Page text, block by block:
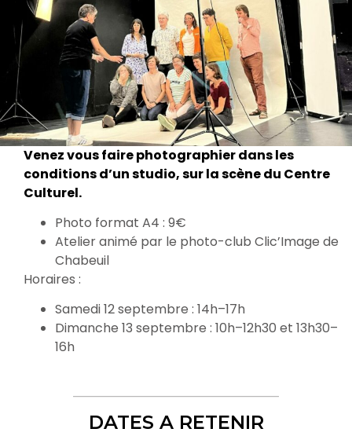
Venez vous faire photographier dans les
conditions d’un studio, sur la scène du Centre
Culturel.
Photo format A4 : 9€
Atelier animé par le photo-club Clic’Image de
Chabeuil
Horaires :
Samedi 12 septembre : 14h–17h
Dimanche 13 septembre : 10h–12h30 et 13h30–
16h
DATES A RETENIR